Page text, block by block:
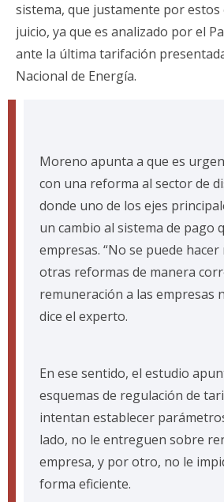
sistema, que justamente por estos
juicio, ya que es analizado por el
ante la última tarifación
Nacional de Energía.
Moreno apunta a que es
con una reforma al sector de
donde uno de los ejes
un cambio al sistema de pago
empresas. “No se puede
otras reformas de manera
remuneración a las empresas
dice el experto.
En ese sentido, el estudio
esquemas de regulación de
intentan establecer
lado, no le entreguen sobre
empresa, y por otro, no le
forma eficiente.